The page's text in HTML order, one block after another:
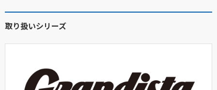
取り扱いシリーズ